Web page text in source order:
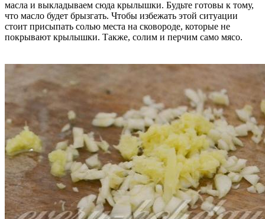
масла и выкладываем сюда крылышки. Будьте готовы к тому,
что масло будет брызгать. Чтобы избежать этой ситуации
стоит присыпать солью места на сковороде, которые не
покрывают крылышки. Также, солим и перчим само мясо.